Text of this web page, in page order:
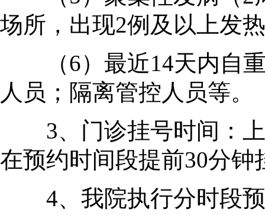
场所，出现2例及以上发
（6）最近14天内自重
人员；隔离管控人员等。
3、门诊挂号时间：上
在预约时间段提前30分
4、我院执行分时段预